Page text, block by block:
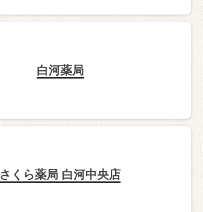
白河薬局
さくら薬局 白河中央店